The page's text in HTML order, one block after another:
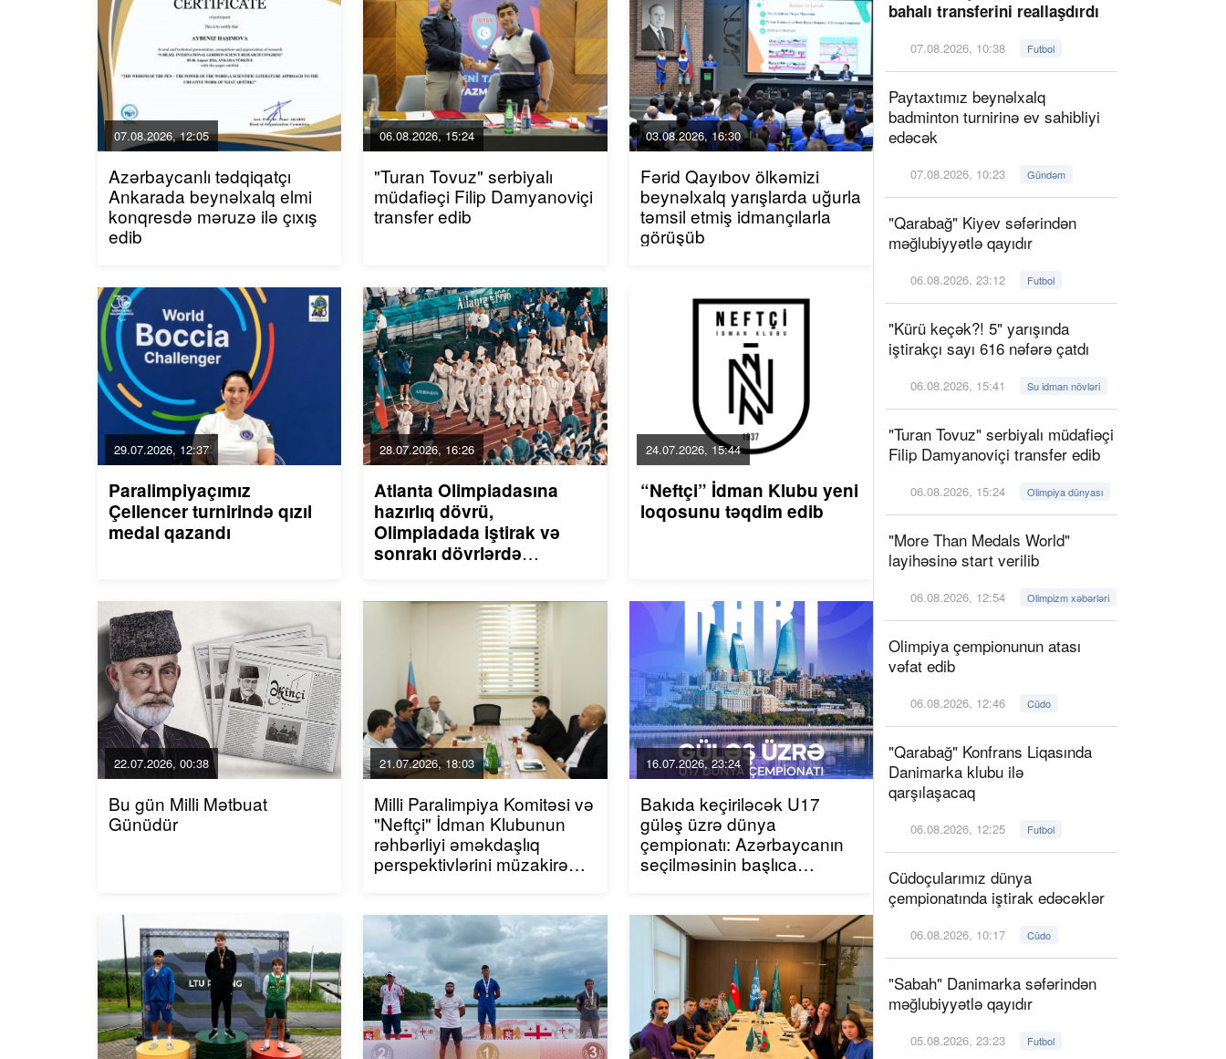
07.08.2026, 12:05
Azərbaycanlı tədqiqatçı
Ankarada beynəlxalq elmi
konqresdə məruzə ilə çıxış
edib
06.08.2026, 15:24
"Turan Tovuz" serbiyalı
müdafiəçi Filip Damyanoviçi
transfer edib
03.08.2026, 16:30
Fərid Qayıbov ölkəmizi
beynəlxalq yarışlarda uğurla
təmsil etmiş idmançılarla
görüşüb
29.07.2026, 12:37
Paralimpiyaçımız
Çellencer turnirində qızıl
medal qazandı
28.07.2026, 16:26
Atlanta Olimpiadasına
hazırlıq dövrü,
Olimpiadada iştirak və
sonrakı dövrlərdə
24.07.2026, 15:44
“Neftçi” İdman Klubu yeni
loqosunu təqdim edib
22.07.2026, 00:38
Bu gün Milli Mətbuat
Günüdür
21.07.2026, 18:03
Milli Paralimpiya Komitəsi və
"Neftçi" İdman Klubunun
rəhbərliyi əməkdaşlıq
perspektivlərini müzakirə
16.07.2026, 23:24
Bakıda keçiriləcək U17
güləş üzrə dünya
çempionatı: Azərbaycanın
seçilməsinin başlıca
bahalı transferini reallaşdırdı
07.08.2026, 10:38 Futbol
Paytaxtımız beynəlxalq
badminton turnirinə ev sahibliyi
edəcək
07.08.2026, 10:23 Gündəm
"Qarabağ" Kiyev səfərindən
məğlubiyyətlə qayıdır
06.08.2026, 23:12 Futbol
"Kürü keçək?! 5" yarışında
iştirakçı sayı 616 nəfərə çatdı
06.08.2026, 15:41 Su idman növləri
"Turan Tovuz" serbiyalı müdafiəçi
Filip Damyanoviçi transfer edib
06.08.2026, 15:24 Olimpiya dünyası
"More Than Medals World"
layihəsinə start verilib
06.08.2026, 12:54 Olimpizm xəbərləri
Olimpiya çempionunun atası
vəfat edib
06.08.2026, 12:46 Cüdo
"Qarabağ" Konfrans Liqasında
Danimarka klubu ilə
qarşılaşacaq
06.08.2026, 12:25 Futbol
Cüdoçularımız dünya
çempionatında iştirak edəcəklər
06.08.2026, 10:17 Cüdo
"Sabah" Danimarka səfərindən
məğlubiyyətlə qayıdır
05.08.2026, 23:23 Futbol